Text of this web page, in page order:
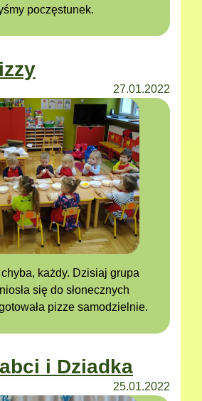
poczęstunek.
27.01.2022
każdy. Dzisiaj grupa
się do słonecznych
pizze samodzielnie.
i Dziadka
25.01.2022